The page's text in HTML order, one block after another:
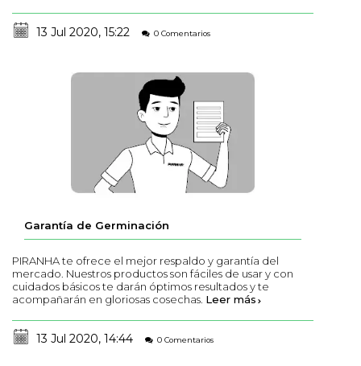
13 Jul 2020, 15:22 0 Comentarios
Garantía de Germinación
PIRANHA te ofrece el mejor respaldo y garantía del
mercado. Nuestros productos son fáciles de usar y con
cuidados básicos te darán óptimos resultados y te
acompañarán en gloriosas cosechas. Leer más
13 Jul 2020, 14:44 0 Comentarios